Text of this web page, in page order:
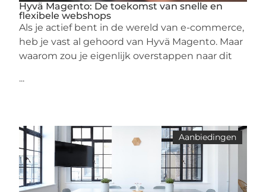
Hyvä Magento: De toekomst van snelle en
flexibele webshops
Als je actief bent in de wereld van e-commerce,
heb je vast al gehoord van Hyvä Magento. Maar
waarom zou je eigenlijk overstappen naar dit
...
Aanbiedingen